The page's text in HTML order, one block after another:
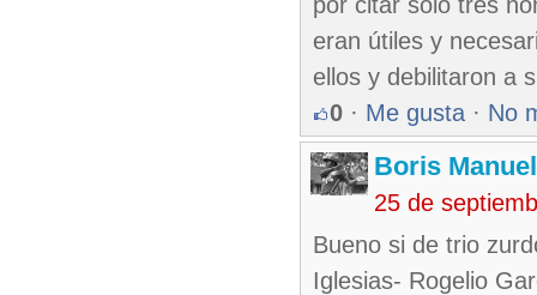
eran útiles y
ellos y debilitaron a
0 · Me gusta · No
Boris
25 de
Bueno si de trio
Iglesias- Rogelio